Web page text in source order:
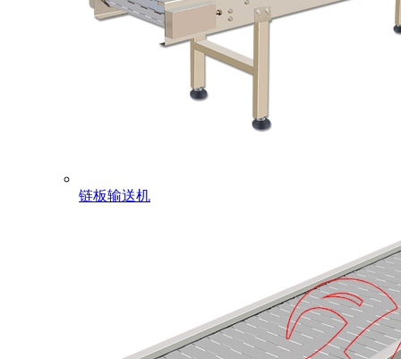
链板输送机